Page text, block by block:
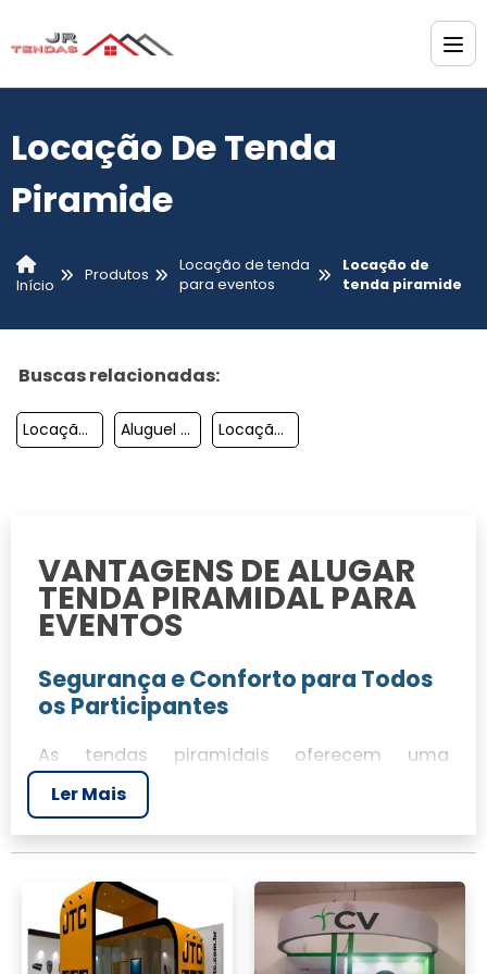
Locação De Tenda
Piramide
Início
Produtos
Locação de tenda
para eventos
Locação de
tenda piramide
Buscas relacionadas:
Locação De Tendas Para Festas Sp Aluguel De Tendas E Coberturas Locação De Tendas Para Festas
VANTAGENS DE ALUGAR
TENDA PIRAMIDAL PARA
EVENTOS
Segurança e Conforto para Todos
os Participantes
As tendas piramidais oferecem uma
combinação perfeita de segurança e
conforto para eventos de diversos tamanhos.
Com estrutura robusta e materiais de
intempéries como chuva e raios,
proporcionando um ambiente seguro para
todos os participantes.
Ler Mais